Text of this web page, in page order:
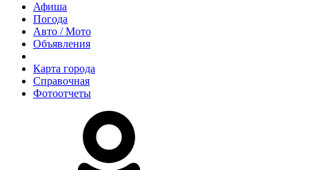
Афиша
Погода
Авто / Мото
Объявления
Карта города
Справочная
Фотоотчеты